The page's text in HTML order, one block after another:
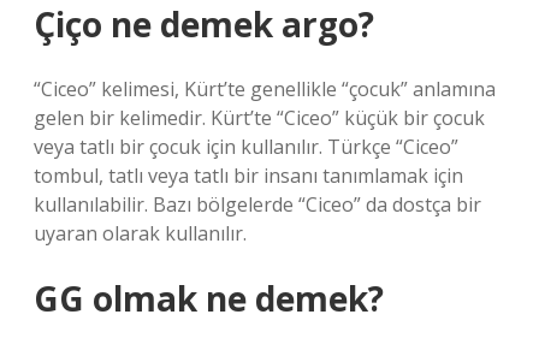
Çiço ne demek argo?
“Ciceo” kelimesi, Kürt’te genellikle “çocuk” anlamına
gelen bir kelimedir. Kürt’te “Ciceo” küçük bir çocuk
veya tatlı bir çocuk için kullanılır. Türkçe “Ciceo”
tombul, tatlı veya tatlı bir insanı tanımlamak için
kullanılabilir. Bazı bölgelerde “Ciceo” da dostça bir
uyaran olarak kullanılır.
GG olmak ne demek?